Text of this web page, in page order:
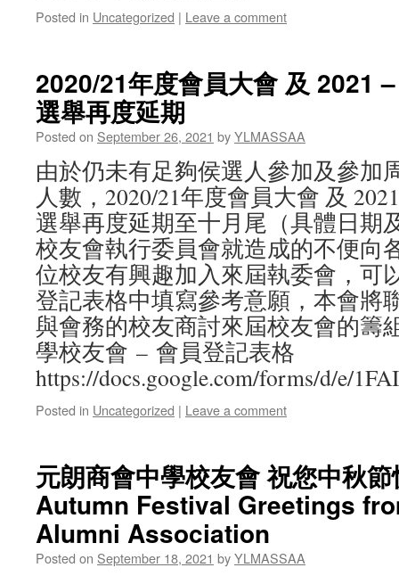
Posted in Uncategorized | Leave a comment
2020/21年度會員大會 及 2021
選舉再度延期
Posted on September 26, 2021 byYLMASSAA
由於仍未有足夠侯選人參加及參加
人數，2020/21年度會員大會 及
選舉再度延期至十月尾（具體日期
校友會執行委員會就造成的不便向
位校友有興趣加入來屆執委會，可
登記表格中填寫參考意願，本會將
與會務的校友商討來屆校友會的籌
學校友會 – 會員登記表格
https://docs.google.com/forms/d/e/
Posted in Uncategorized | Leave a comment
元朗商會中學校友會 祝您中秋
Autumn Festival Greetings
Alumni Association
Posted on September 18, 2021 byYLMASSAA